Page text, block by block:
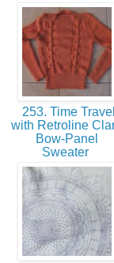
253. Time Travel
with Retroline
Bow-Panel
Sweater